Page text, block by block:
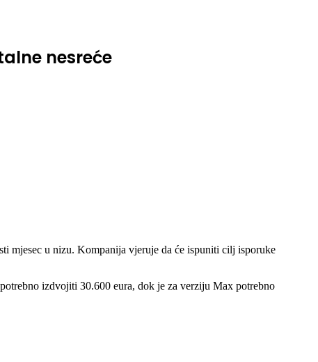
nesreće
mjesec u nizu. Kompanija vjeruje da će ispuniti cilj isporuke
izdvojiti 30.600 eura, dok je za verziju Max potrebno